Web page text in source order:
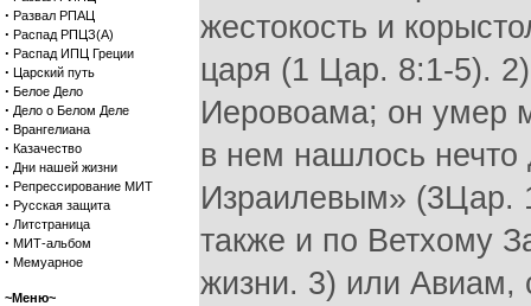
· Развал РПАЦ
· Распад РПЦЗ(А)
· Распад ИПЦ Греции
· Царский путь
· Белое Дело
· Дело о Белом Деле
· Врангелиана
· Казачество
· Дни нашей жизни
· Репрессирование МИТ
· Русская защита
· Литстраница
· МИТ-альбом
· Мемуарное
~Меню~
жестокость и
царя (1 Цар. 8:1-5).
Иеровоама; он умер
в нем нашлось
Израилевым» (3Цар.
также и по Ветхому
жизни. 3) или Авиам,